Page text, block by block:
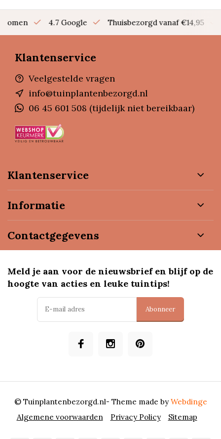
bomen 4.7 Google Thuisbezorgd vanaf €14,95
Klantenservice
Veelgestelde vragen
info@tuinplantenbezorgd.nl
06 45 601 508 (tijdelijk niet bereikbaar)
Klantenservice
Informatie
Contactgegevens
Meld je aan voor de nieuwsbrief en blijf op de
hoogte van acties en leuke tuintips!
Abonneer
Algemene voorwaarden Privacy Policy Sitemap
© Tuinplantenbezorgd.nl- Theme made byWebdinge